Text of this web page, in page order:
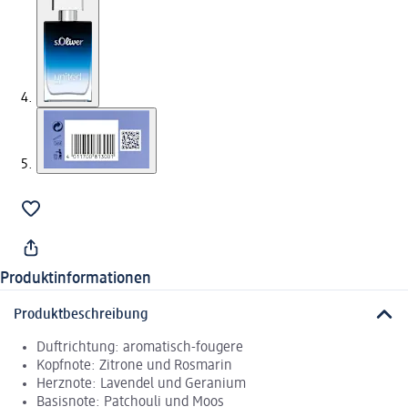
Produktinformationen
Produktbeschreibung
Duftrichtung: aromatisch-fougere
Kopfnote: Zitrone und Rosmarin
Herznote: Lavendel und Geranium
Basisnote: Patchouli und Moos